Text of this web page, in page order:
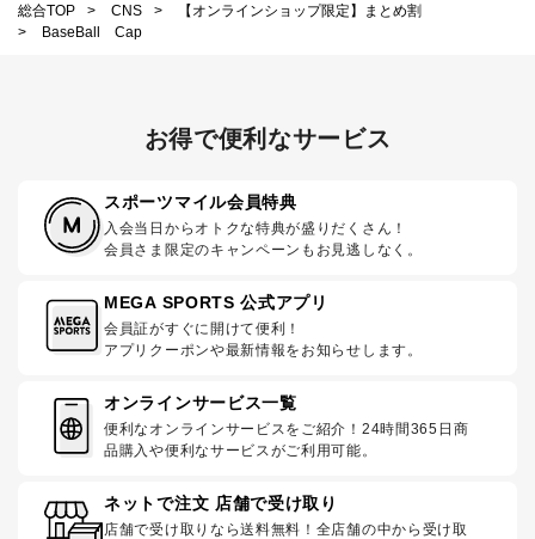
総合TOP
> CNS >
【オンラインショップ限定】まとめ割
>
BaseBall Cap
お得で便利なサービス
スポーツマイル会員特典
入会当日からオトクな特典が盛りだくさん！
会員さま限定のキャンペーンもお見逃しなく。
MEGA SPORTS 公式アプリ
会員証がすぐに開けて便利！
アプリクーポンや最新情報をお知らせします。
オンラインサービス一覧
便利なオンラインサービスをご紹介！24時間365日商
品購入や便利なサービスがご利用可能。
ネットで注文 店舗で受け取り
店舗で受け取りなら送料無料！全店舗の中から受け取